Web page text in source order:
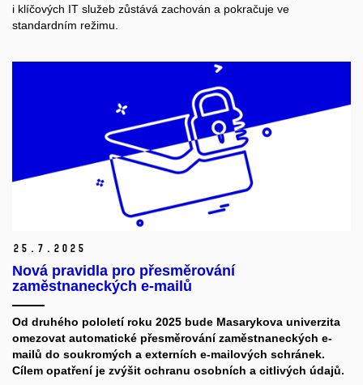
i klíčových IT služeb zůstává zachován a pokračuje ve
standardním režimu.
25. 7. 2025
Nová pravidla pro přesměrování
zaměstnaneckých e-mailů
Od druhého pololetí roku 2025 bude Masarykova univerzita
omezovat automatické přesměrování zaměstnaneckých e-
mailů do soukromých a externích e-mailových schránek.
Cílem opatření je zvýšit ochranu osobních a citlivých údajů.